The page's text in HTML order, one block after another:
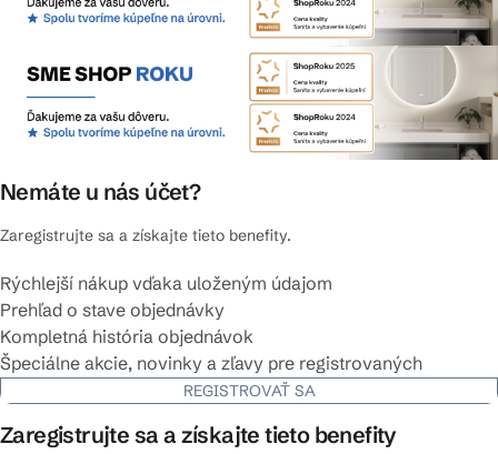
Nemáte u nás účet?
Zaregistrujte sa a získajte tieto benefity.
Rýchlejší nákup vďaka uloženým údajom
Prehľad o stave objednávky
Kompletná história objednávok
Špeciálne akcie, novinky a zľavy pre registrovaných
REGISTROVAŤ SA
Zaregistrujte sa a získajte tieto benefity